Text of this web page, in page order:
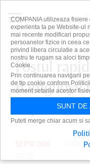
Fostul
Bamgboye
SuperLiga!
COMPANIA utilizeaza
experienta ta pe Website-ul
mai recente modificari
persoanelor fizice in ceea
privind libera circulatie a
nostru te rugam sa aloci
Cookie.
Prin continuarea navigarii
de tip cookie conform
moment setarile acestor
SUNT DE
Puteti merge chiar acum si